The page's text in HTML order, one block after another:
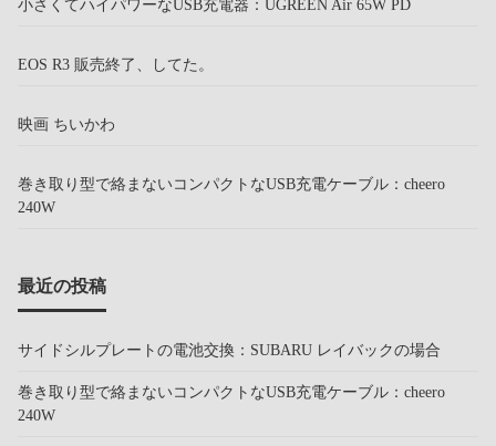
小さくてハイパワーなUSB充電器：UGREEN Air 65W PD
EOS R3 販売終了、してた。
映画 ちいかわ
巻き取り型で絡まないコンパクトなUSB充電ケーブル：cheero
240W
最近の投稿
サイドシルプレートの電池交換：SUBARU レイバックの場合
巻き取り型で絡まないコンパクトなUSB充電ケーブル：cheero
240W